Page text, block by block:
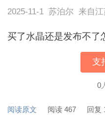
2025-11-1 苏泊尔 来自
买了水晶还是发布不了
支
0
阅读原文 阅读 467 回复